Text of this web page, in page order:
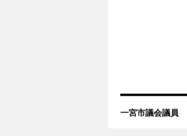
一宮市議会議員